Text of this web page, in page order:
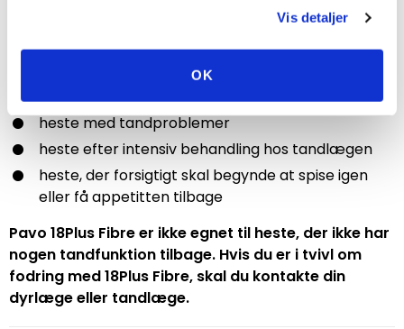
Vis detaljer
OK
(ældre) heste med nedsat tyggefunktion
heste med tandproblemer
heste efter intensiv behandling hos tandlægen
heste, der forsigtigt skal begynde at spise igen
eller få appetitten tilbage
Pavo 18Plus Fibre er ikke egnet til heste, der ikke har
nogen tandfunktion tilbage. Hvis du er i tvivl om
fodring med 18Plus Fibre, skal du kontakte din
dyrlæge eller tandlæge.